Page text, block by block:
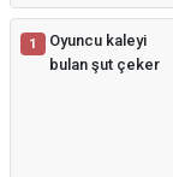
1
Oyuncu kaleyi
bulan şut çeker